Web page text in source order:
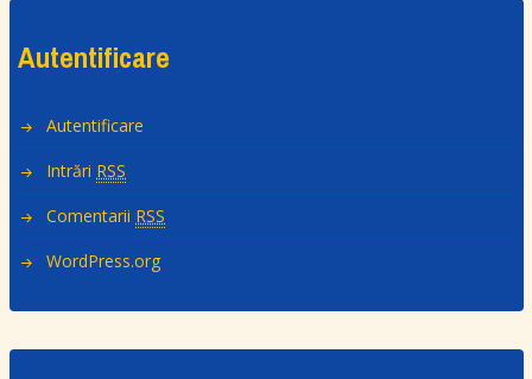
Autentificare
Autentificare
Intrări RSS
Comentarii RSS
WordPress.org